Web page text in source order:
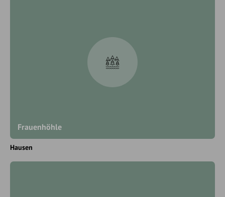
Frauenhöhle
Hausen